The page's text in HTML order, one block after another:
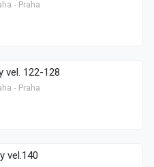
- Praha
vel. 122-128
- Praha
vel.140